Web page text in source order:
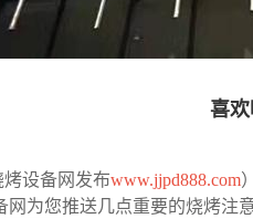
喜
设备网发布www.jjpd888.com
为您推送几点重要的烧烤注